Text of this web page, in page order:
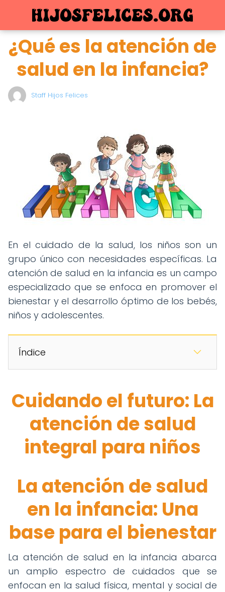
¿Qué es la atención de
salud en la infancia?
Staff Hijos Felices
En el cuidado de la salud, los niños son un
grupo único con necesidades específicas. La
atención de salud en la infancia es un campo
especializado que se enfoca en promover el
bienestar y el desarrollo óptimo de los bebés,
niños y adolescentes.
Índice
Cuidando el futuro: La
atención de salud
integral para niños
La atención de salud
en la infancia: Una
base para el bienestar
La atención de salud en la infancia abarca
un amplio espectro de cuidados que se
enfocan en la salud física, mental y social de